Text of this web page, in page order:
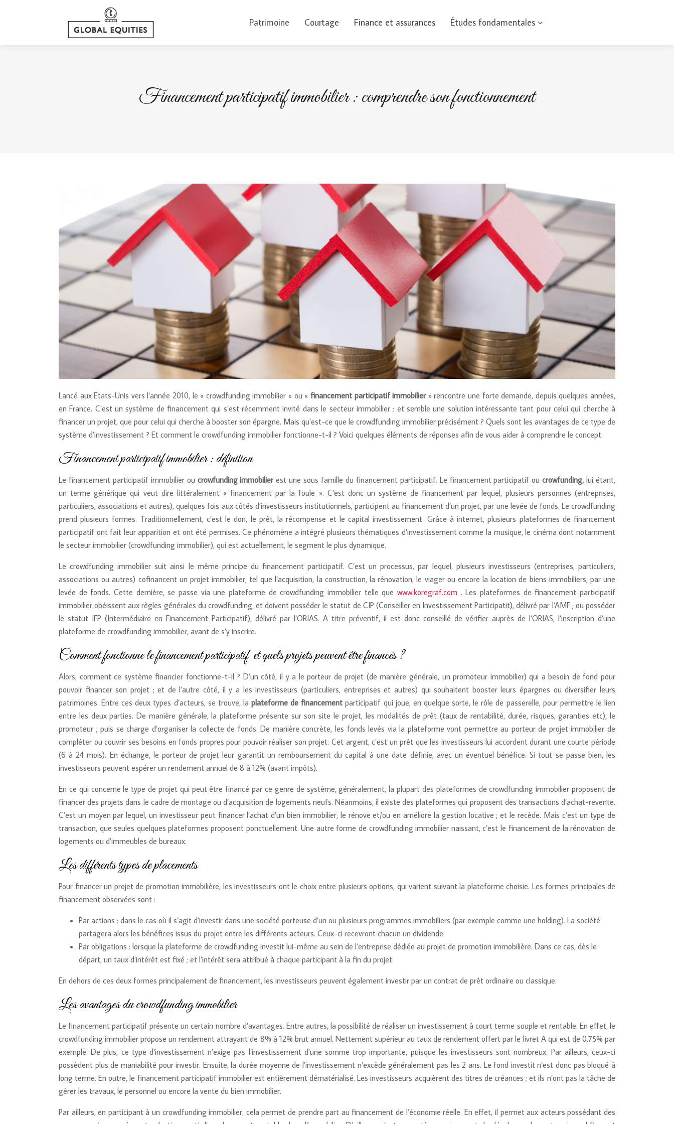
Patrimoine Courtage Finance et assurances Études fondamentales
Financement participatif immobilier : comprendre son fonctionnement
Lancé aux Etats-Unis vers l’année 2010, le « crowdfunding immobilier » ou « financement participatif immobilier» rencontre une forte demande, depuis quelques années,
en France. C’est un système de financement qui s’est récemment invité dans le secteur immobilier ; et semble une solution intéressante tant pour celui qui cherche à
financer un projet, que pour celui qui cherche à booster son épargne. Mais qu’est-ce que le crowdfunding immobilier précisément ? Quels sont les avantages de ce type de
système d’investissement ? Et comment le crowdfunding immobilier fonctionne-t-il ? Voici quelques éléments de réponses afin de vous aider à comprendre le concept.
Financement participatif immobilier : définition
Le financement participatif immobilier ou crowfunding immobilierest une sous famille du financement participatif. Le financement participatif oucrowfunding, lui étant,
un terme générique qui veut dire littéralement « financement par la foule ». C’est donc un système de financement par lequel, plusieurs personnes (entreprises,
particuliers, associations et autres), quelques fois aux côtés d’investisseurs institutionnels, participent au financement d’un projet, par une levée de fonds. Le crowdfunding
prend plusieurs formes. Traditionnellement, c’est le don, le prêt, la récompense et le capital investissement. Grâce à internet, plusieurs plateformes de financement
participatif ont fait leur apparition et ont été permises. Ce phénomène a intégré plusieurs thématiques d’investissement comme la musique, le cinéma dont notamment
le secteur immobilier (crowdfunding immobilier), qui est actuellement, le segment le plus dynamique.
Le crowdfunding immobilier suit ainsi le même principe du financement participatif. C’est un processus, par lequel, plusieurs investisseurs (entreprises, particuliers,
associations ou autres) cofinancent un projet immobilier, tel que l’acquisition, la construction, la rénovation, le viager ou encore la location de biens immobiliers, par une
levée de fonds. Cette dernière, se passe via une plateforme de crowdfunding immobilier telle que www.koregraf.com . Les plateformes de financement participatif
immobilier obéissent aux règles générales du crowdfunding, et doivent posséder le statut de CIP (Conseiller en Investissement Participatit), délivré par l’AMF ; ou posséder
le statut IFP (Intermédiaire en Financement Participatif), délivré par l’ORIAS. A titre préventif, il est donc conseillé de vérifier auprès de l’ORIAS, l’inscription d’une
plateforme de crowdfunding immobilier, avant de s’y inscrire.
Comment fonctionne le financement participatif et quels projets peuvent être financés ?
Alors, comment ce système financier fonctionne-t-il ? D’un côté, il y a le porteur de projet (de manière générale, un promoteur immobilier) qui a besoin de fond pour
pouvoir financer son projet ; et de l’autre côté, il y a les investisseurs (particuliers, entreprises et autres) qui souhaitent booster leurs épargnes ou diversifier leurs
patrimoines. Entre ces deux types d’acteurs, se trouve, la plateforme de financement participatif qui joue, en quelque sorte, le rôle de passerelle, pour permettre le lien
entre les deux parties. De manière générale, la plateforme présente sur son site le projet, les modalités de prêt (taux de rentabilité, durée, risques, garanties etc), le
promoteur ; puis se charge d’organiser la collecte de fonds. De manière concrète, les fonds levés via la plateforme vont permettre au porteur de projet immobilier de
compléter ou couvrir ses besoins en fonds propres pour pouvoir réaliser son projet. Cet argent, c’est un prêt que les investisseurs lui accordent durant une courte période
(6 à 24 mois). En échange, le porteur de projet leur garantit un remboursement du capital à une date définie, avec un éventuel bénéfice. Si tout se passe bien, les
investisseurs peuvent espérer un rendement annuel de 8 à 12% (avant impôts).
En ce qui concerne le type de projet qui peut être financé par ce genre de système, généralement, la plupart des plateformes de crowdfunding immobilier proposent de
financer des projets dans le cadre de montage ou d’acquisition de logements neufs. Néanmoins, il existe des plateformes qui proposent des transactions d’achat-revente.
C’est un moyen par lequel, un investisseur peut financer l’achat d’un bien immobilier, le rénove et/ou en améliore la gestion locative ; et le recède. Mais c’est un type de
transaction, que seules quelques plateformes proposent ponctuellement. Une autre forme de crowdfunding immobilier naissant, c’est le financement de la rénovation de
logements ou d’immeubles de bureaux.
Les différents types de placements
Pour financer un projet de promotion immobilière, les investisseurs ont le choix entre plusieurs options, qui varient suivant la plateforme choisie. Les formes principales de
financement observées sont :
Par actions : dans le cas où il s’agit d’investir dans une société porteuse d’un ou plusieurs programmes immobiliers (par exemple comme une holding). La société
partagera alors les bénéfices issus du projet entre les différents acteurs. Ceux-ci recevront chacun un dividende.
Par obligations : lorsque la plateforme de crowdfunding investit lui-même au sein de l’entreprise dédiée au projet de promotion immobilière. Dans ce cas, dès le
départ, un taux d’intérêt est fixé ; et l’intérêt sera attribué à chaque participant à la fin du projet.
En dehors de ces deux formes principalement de financement, les investisseurs peuvent également investir par un contrat de prêt ordinaire ou classique.
Les avantages du crowdfunding immobilier
Le financement participatif présente un certain nombre d’avantages. Entre autres, la possibilité de réaliser un investissement à court terme souple et rentable. En effet, le
crowdfunding immobilier propose un rendement attrayant de 8% à 12% brut annuel. Nettement supérieur au taux de rendement offert par le livret A qui est de 0.75% par
exemple. De plus, ce type d’investissement n’exige pas l’investissement d’une somme trop importante, puisque les investisseurs sont nombreux. Par ailleurs, ceux-ci
possèdent plus de maniabilité pour investir. Ensuite, la durée moyenne de l’investissement n’excède généralement pas les 2 ans. Le fond investit n’est donc pas bloqué à
long terme. En outre, le financement participatif immobilier est entièrement dématérialisé. Les investisseurs acquièrent des titres de créances ; et ils n’ont pas la tâche de
gérer les travaux, le personnel ou encore la vente du bien immobilier.
Par ailleurs, en participant à un crowdfunding immobilier, cela permet de prendre part au financement de l’économie réelle. En effet, il permet aux acteurs possédant des